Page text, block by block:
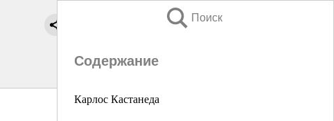
Поиск
Содержание
Карлос Кастанеда